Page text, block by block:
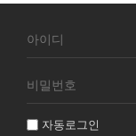
원
그
자동로그인